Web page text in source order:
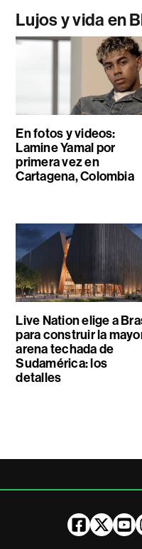
Lujos y vida en
En fotos y videos:
Lamine Yamal por
primera vez en
Cartagena, Colombia
Live Nation elige a
para construir la
arena techada de
Sudamérica: los
detalles